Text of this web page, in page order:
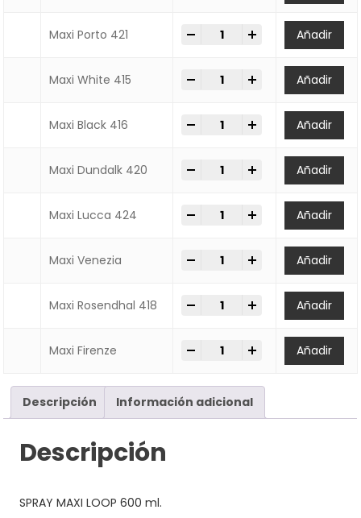
Maxi Porto 421 SPRAY MAXI LOOP 600ml
Añadir
Maxi White 415 SPRAY MAXI LOOP 600ml
Añadir
Maxi Black 416 SPRAY MAXI LOOP 600ml
Añadir
Maxi Dundalk 420- SPRAY MAXI LOOP 600ml
Añadir
Maxi Lucca 424 SPRAY MAXI LOOP 600ml
Añadir
Maxi Venezia SPRAY MAXI LOOP 600ml
Añadir
Maxi Rosendhal 418
- SPRAY MAXI LOOP 600ml
Añadir
Maxi Firenze SPRAY MAXI LOOP 600ml
Añadir
Descripción Información adicional
Descripción
SPRAY MAXI LOOP 600 ml.